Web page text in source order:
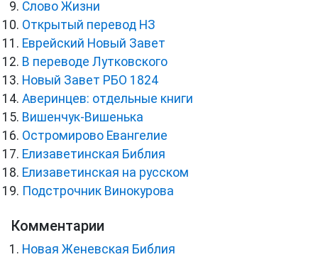
Слово Жизни
Открытый перевод НЗ
Еврейский Новый Завет
В переводе Лутковского
Новый Завет РБО 1824
Аверинцев: отдельные книги
Вишенчук-Вишенька
Остромирово Евангелие
Елизаветинская Библия
Елизаветинская на русском
Подстрочник Винокурова
Комментарии
Новая Женевская Библия